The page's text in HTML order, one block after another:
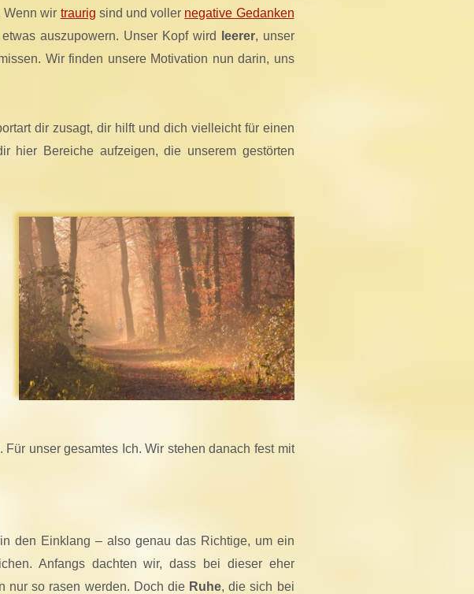
Wenn wir traurig sind und voller negative Gedanken
auszupowern. Unser Kopf wird
leerer, unser
Wir finden unsere Motivation nun darin, uns
dir zusagt, dir hilft und dich vielleicht für einen
hier Bereiche aufzeigen, die unserem gestörten
unser gesamtes Ich. Wir stehen danach fest mit
den Einklang – also genau das Richtige, um ein
Anfangs dachten wir, dass bei dieser eher
nur so rasen werden. Doch die Ruhe, die sich bei